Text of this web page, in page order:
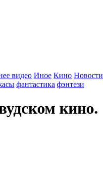
видео Иное Кино Новости
фантастика фэнтези
кино.